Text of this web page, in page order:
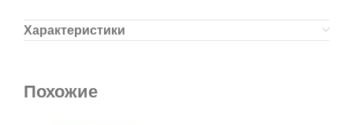
Характеристики
Похожие